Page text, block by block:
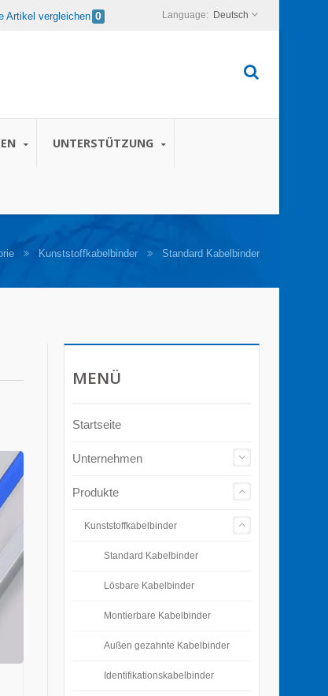
Artikel vergleichen 0 Deutsch
UNTERSTÜTZUNG
Kunststoffkabelbinder Standard Kabelbinder
MENÜ
Startseite
Unternehmen
Produkte
Kunststoffkabelbinder
Standard Kabelbinder
Lösbare Kabelbinder
Montierbare Kabelbinder
Außen gezahnte Kabelbinder
Identifikationskabelbinder